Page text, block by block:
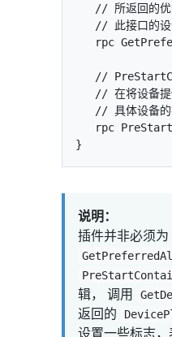
// 所返回的优
// 此接口的设
rpc
//
// 在将设备提
// 具体设备的
rpc
说明：
插件并非必须为
辑， 调用
返回的
设置一些标志